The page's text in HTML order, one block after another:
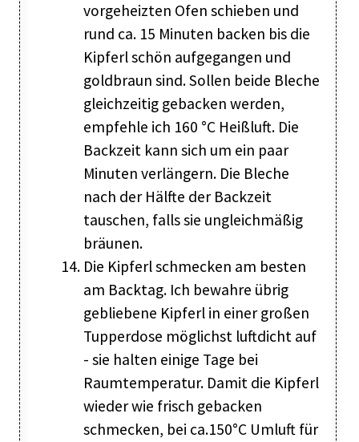
vorgeheizten Ofen schieben und
rund ca. 15 Minuten backen bis die
Kipferl schön aufgegangen und
goldbraun sind. Sollen beide Bleche
gleichzeitig gebacken werden,
empfehle ich 160 °C Heißluft. Die
Backzeit kann sich um ein paar
Minuten verlängern. Die Bleche
nach der Hälfte der Backzeit
tauschen, falls sie ungleichmäßig
bräunen.
Die Kipferl schmecken am besten
am Backtag. Ich bewahre übrig
gebliebene Kipferl in einer großen
Tupperdose möglichst luftdicht auf
- sie halten einige Tage bei
Raumtemperatur. Damit die Kipferl
wieder wie frisch gebacken
schmecken, bei ca.150°C Umluft für